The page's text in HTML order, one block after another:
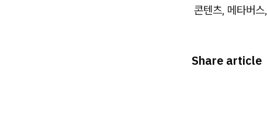
콘텐츠, 메타버
Share article